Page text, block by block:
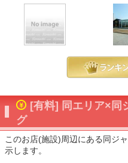
[有料] 同エリア×同
グ
このお店(施設)周辺にある同ジ
示します。